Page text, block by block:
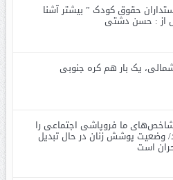
حقوق کودک ” بیشتر آشنا
از : حسن دشتی
یک بار هم کره جنوبی
ما فروپاشی اجتماعی را
پوشش زنان در حال تبدیل
است